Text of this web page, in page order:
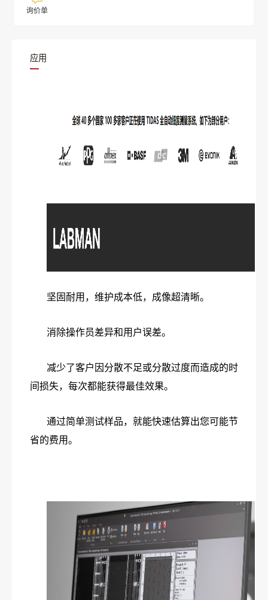
询价单
应用
坚固耐用，维护成本低，成像超清晰。
消除操作员差异和用户误差。
减少了客户因分散不足或分散过度而造成的时
间损失，每次都能获得最佳效果。
通过简单测试样品，就能快速估算出您可能节
省的费用。